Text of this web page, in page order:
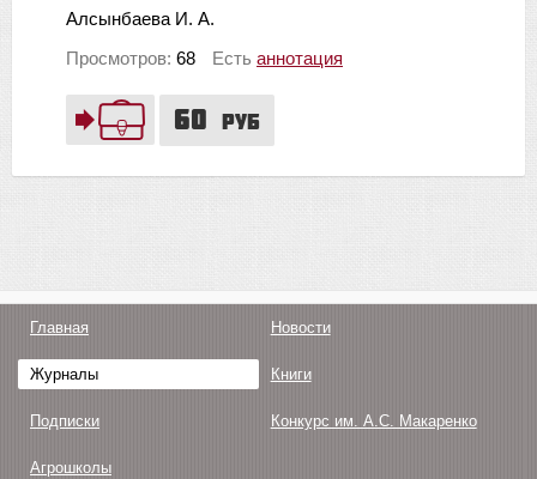
60 руб
Алсынбаева И. А.
Просмотров: 68 Есть аннотация
Главная Новости
Журналы Книги
Подписки Конкурс им. А.С. Макаренко
Агрошколы